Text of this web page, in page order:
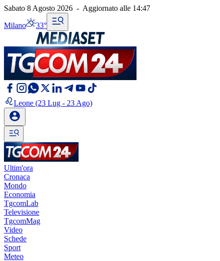
Sabato 8 Agosto 2026 - Aggiornato alle 14:47
Milano 33°
Leone (23 Lug - 23 Ago)
Ultim'ora
Cronaca
Mondo
Economia
TgcomLab
Televisione
TgcomMag
Video
Schede
Sport
Meteo